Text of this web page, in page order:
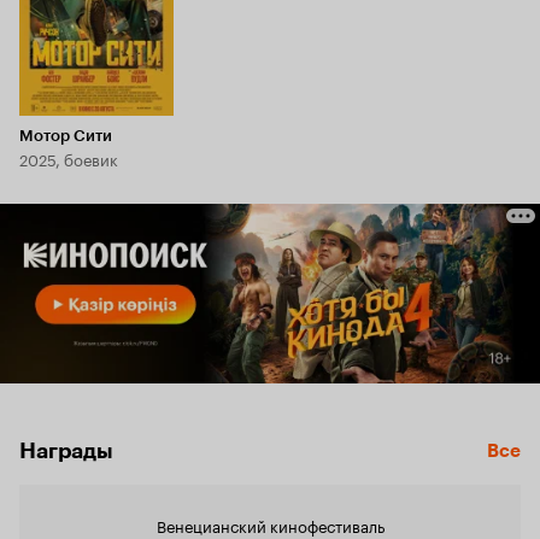
Мотор Сити
2025, боевик
Награды Все
Венецианский кинофестиваль